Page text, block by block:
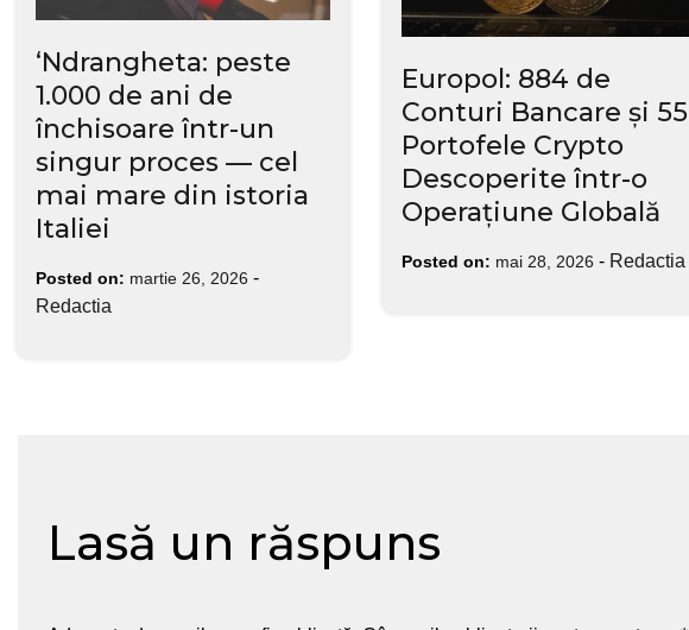
‘Ndrangheta: peste
1.000 de ani de
închisoare într-un
singur proces — cel
mai mare din istoria
Italiei
Posted on: martie 26, 2026 -
Redactia
Europol: 884 de
Conturi Bancare și 55
Portofele Crypto
Descoperite într-o
Operațiune Globală
Posted on: mai 28, 2026 - Redactia
Lasă un răspuns